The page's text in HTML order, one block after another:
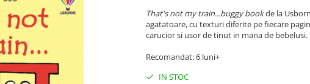
That's not my train...buggy bookde la
agatatoare, cu texturi diferite pe fiecare
carucior si usor de tinut in mana de bebelusi.
Recomandat: 6 luni+
IN STOC